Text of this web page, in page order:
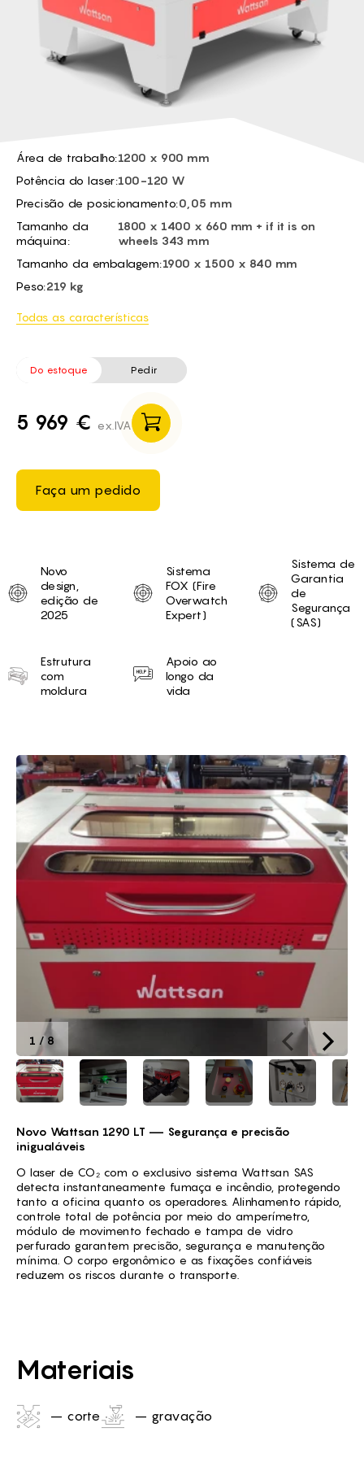
BG -
EL -
CS -
Área de trabalho:1200 x 900 mm
Potência do laser:100-120 W
Precisão de posicionamento:0,05 mm
Tamanho da
máquina:
1800 x 1400 x 660 mm + if it is on
wheels 343 mm
Tamanho da embalagem:1900 x 1500 x 840 mm
Peso:219 kg
Todas as características
Do estoque Pedir
5 969 € ex.IVA
Faça um pedido
Unique selling proposition
Novo
design,
edição de
2025
Sistema
FOX (Fire
Overwatch
Expert)
Sistema de
Garantia
de
Segurança
(SAS)
Estrutura
com
moldura
Apoio ao
longo da
vida
Brief of Wattsan 1290 LT
1 / 8
Novo Wattsan 1290 LT — Segurança e precisão
inigualáveis
O laser de CO₂ com o exclusivo sistema Wattsan SAS
detecta instantaneamente fumaça e incêndio, protegendo
tanto a oficina quanto os operadores. Alinhamento rápido,
controle total de potência por meio do amperímetro,
módulo de movimento fechado e tampa de vidro
perfurado garantem precisão, segurança e manutenção
mínima. O corpo ergonômico e as fixações confiáveis
reduzem os riscos durante o transporte.
Materiais
– corte – gravação